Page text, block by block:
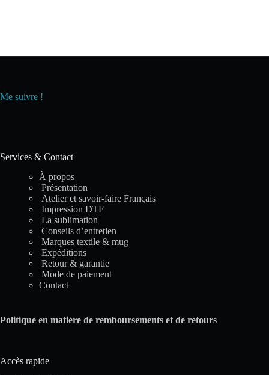
Me suivre !
Services & Contact
À propos
Présentation
Atelier et savoir-faire Français
Impression DTF
La sublimation
Conseils d’entretien
Marques textile & mug
Expéditions
Retour & garantie
Mode de paiement
Contact
Politique en matière de remboursements et de retours
Accès rapide